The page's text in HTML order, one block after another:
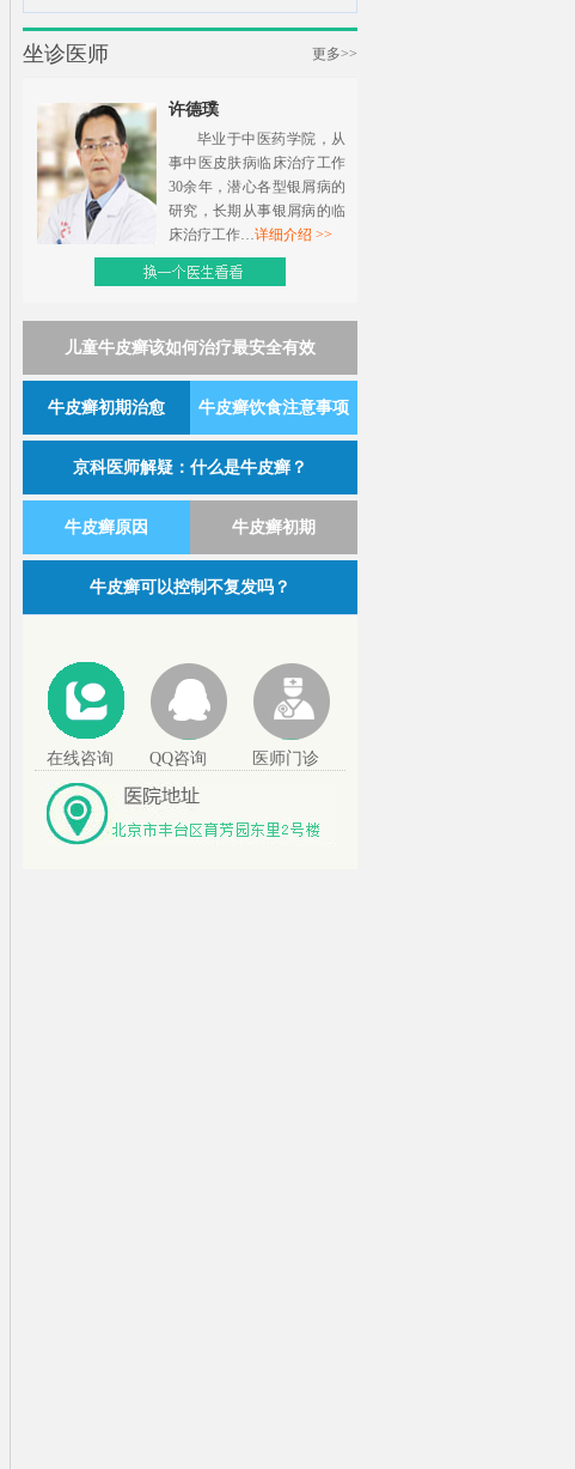
更多>>
坐诊医师
许德璞
毕业于中医药学院，从
事中医皮肤病临床治疗工作
30余年，潜心各型银屑病的
研究，长期从事银屑病的临
床治疗工作…详细介绍 >>
儿童牛皮癣该如何治疗最安全有效
牛皮癣初期治愈 牛皮癣饮食注意事项
京科医师解疑：什么是牛皮癣？
牛皮癣原因 牛皮癣初期
牛皮癣可以控制不复发吗？
在线咨询 QQ咨询 医师门诊